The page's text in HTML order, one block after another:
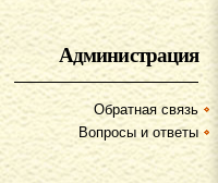
Администрация
Обратная связь
Вопросы и ответы